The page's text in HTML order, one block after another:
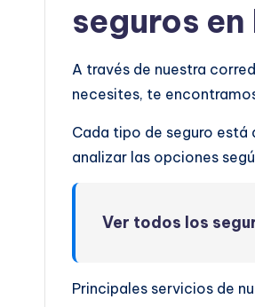
seguros
A través de nuestra
necesites, te
Cada tipo de seguro
analizar las opciones
Ver todos los
Principales servicios de